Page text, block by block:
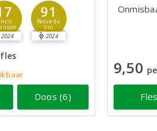
2024
91
Revue du
Vin
2024
Doos (6)
9,50
Fles